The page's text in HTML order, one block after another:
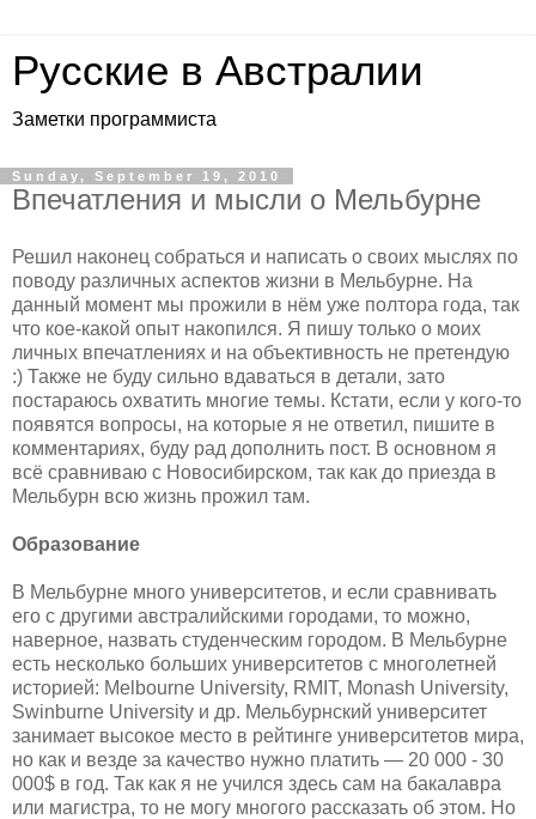
Русские в Австралии
Заметки программиста
Sunday, September 19, 2010
Впечатления и мысли о Мельбурне
Решил наконец собраться и написать о своих мыслях по
поводу различных аспектов жизни в Мельбурне. На
данный момент мы прожили в нём уже полтора года, так
что кое-какой опыт накопился. Я пишу только о моих
личных впечатлениях и на объективность не претендую
:) Также не буду сильно вдаваться в детали, зато
постараюсь охватить многие темы. Кстати, если у кого-то
появятся вопросы, на которые я не ответил, пишите в
комментариях, буду рад дополнить пост. В основном я
всё сравниваю с Новосибирском, так как до приезда в
Мельбурн всю жизнь прожил там.
Образование
В Мельбурне много университетов, и если сравнивать
его с другими австралийскими городами, то можно,
наверное, назвать студенческим городом. В Мельбурне
есть несколько больших университетов с многолетней
историей: Melbourne University, RMIT, Monash University,
Swinburne University и др. Мельбурнский университет
занимает высокое место в рейтинге университетов мира,
но как и везде за качество нужно платить — 20 000 - 30
000$ в год. Так как я не учился здесь сам на бакалавра
или магистра, то не могу многого рассказать об этом. Но